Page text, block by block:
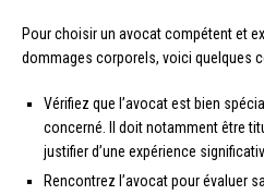
Pour choisir un avocat compétent et
dommages corporels, voici quelques
Vérifiez que l’avocat est bien
concerné. Il doit notamment être
justifier d’une expérience
Rencontrez l’avocat pour évaluer